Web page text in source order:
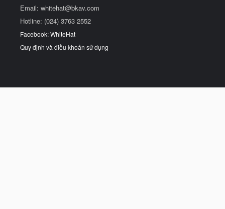
Email: whitehat@bkav.com
Hotline: (024) 3763 2552
Facebook: WhiteHat
Quy định và điều khoản sử dụng